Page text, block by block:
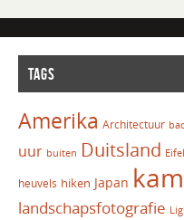
TAGS
Amerika Architectuur
uur buiten Duitsland Eifel
heuvels hiken Japan
landschapsfotografie